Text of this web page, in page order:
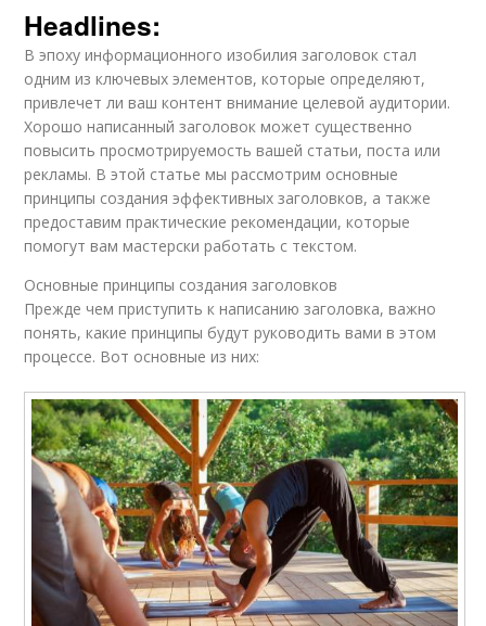
Headlines:
В эпоху информационного изобилия заголовок стал
одним из ключевых элементов, которые определяют,
привлечет ли ваш контент внимание целевой аудитории.
Хорошо написанный заголовок может существенно
повысить просмотрируемость вашей статьи, поста или
рекламы. В этой статье мы рассмотрим основные
принципы создания эффективных заголовков, а также
предоставим практические рекомендации, которые
помогут вам мастерски работать с текстом.
Основные принципы создания заголовков
Прежде чем приступить к написанию заголовка, важно
понять, какие принципы будут руководить вами в этом
процессе. Вот основные из них: